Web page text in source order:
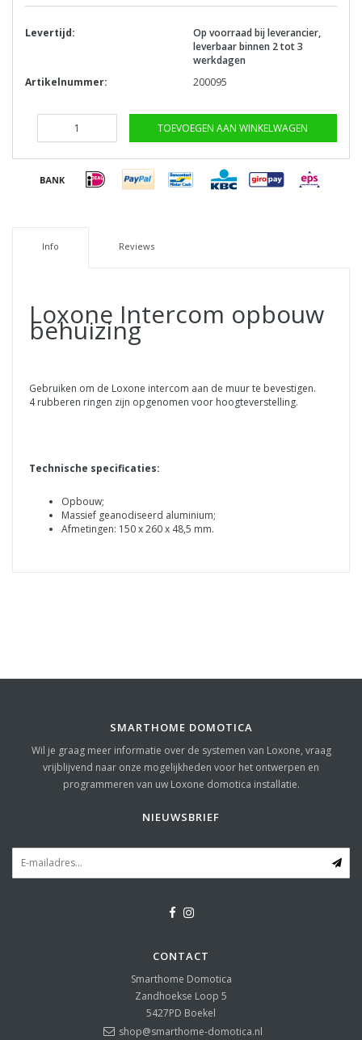
Levertijd:
Op voorraad bij leverancier,
leverbaar binnen 2 tot 3
werkdagen
Artikelnummer:
200095
TOEVOEGEN AAN WINKELWAGEN
Info Reviews
Loxone Intercom opbouw
behuizing
Gebruiken om de Loxone intercom aan de muur te bevestigen.
4 rubberen ringen zijn opgenomen voor hoogteverstelling.
Technische specificaties:
Opbouw;
Massief geanodiseerd aluminium;
Afmetingen: 150 x 260 x 48,5 mm.
SMARTHOME DOMOTICA
Wil je graag meer informatie over de systemen van Loxone, vraag
vrijblijvend naar onze mogelijkheden voor het ontwerpen en
programmeren van uw Loxone domotica installatie.
NIEUWSBRIEF
CONTACT
Smarthome Domotica
Zandhoekse Loop 5
5427PD Boekel
shop@smarthome-domotica.nl